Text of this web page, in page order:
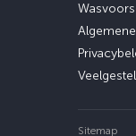
Sitemap